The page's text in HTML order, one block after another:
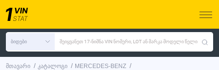
ბიდები შეიყვანეთ 17-ნიშნა VIN ნომერი, LOT ან მარკა მოდელი წელი
მთავარი / კატალოგი / MERCEDES-BENZ /